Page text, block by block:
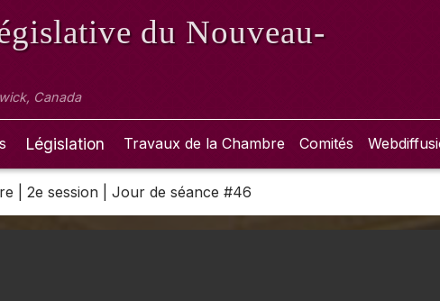
du Nouveau-
Canada
Législation Travaux de la Chambre Comités
| 2e session | Jour de séance #46